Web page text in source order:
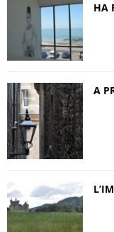
HA
A